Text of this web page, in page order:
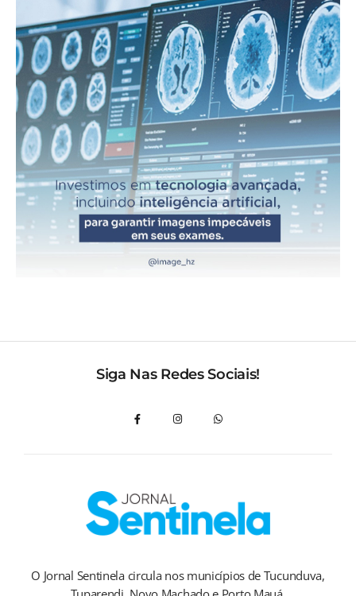
Siga Nas Redes Sociais!
O Jornal Sentinela circula nos municípios de Tucunduva,